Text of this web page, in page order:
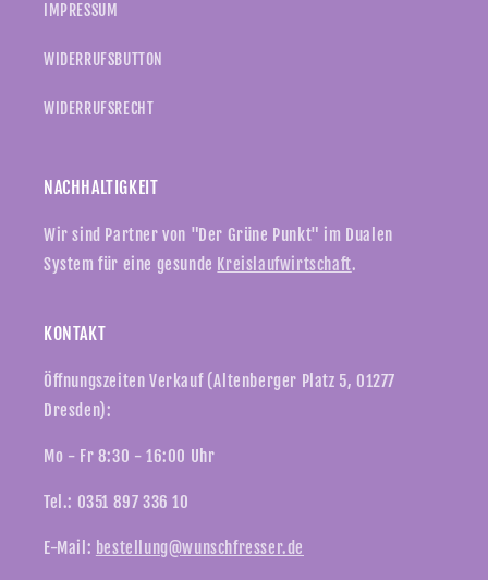
IMPRESSUM
WIDERRUFSBUTTON
WIDERRUFSRECHT
NACHHALTIGKEIT
Wir sind Partner von "Der Grüne Punkt" im Dualen
System für eine gesunde Kreislaufwirtschaft.
KONTAKT
Öffnungszeiten Verkauf (Altenberger Platz 5, 01277
Dresden):
Mo - Fr 8:30 - 16:00 Uhr
Tel.: 0351 897 336 10
E-Mail: bestellung@wunschfresser.de